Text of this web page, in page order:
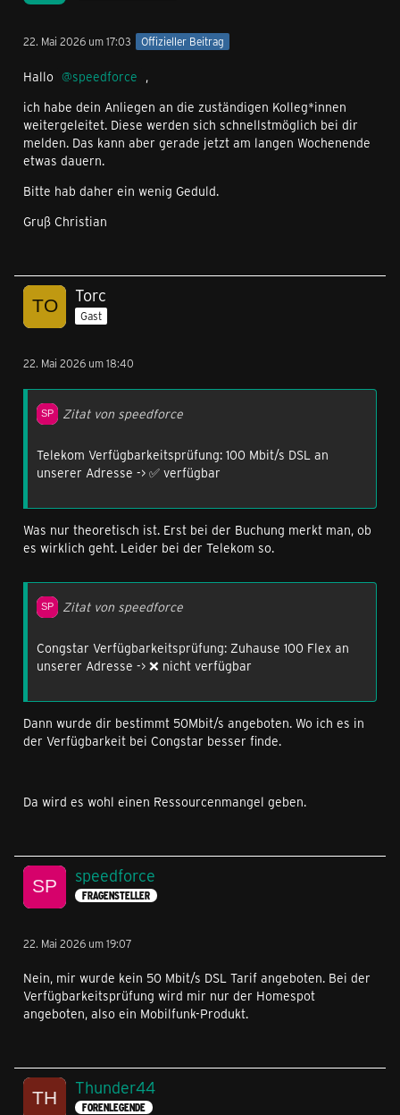
22. Mai 2026 um 17:03 Offizieller Beitrag
Hallo speedforce ,
ich habe dein Anliegen an die zuständigen Kolleg*innen
weitergeleitet. Diese werden sich schnellstmöglich bei dir
melden. Das kann aber gerade jetzt am langen Wochenende
etwas dauern.
Bitte hab daher ein wenig Geduld.
Gruß Christian
Torc
Gast
22. Mai 2026 um 18:40
Zitat von speedforce
Telekom Verfügbarkeitsprüfung: 100 Mbit/s DSL an
unserer Adresse -> ✅ verfügbar
Was nur theoretisch ist. Erst bei der Buchung merkt man, ob
es wirklich geht. Leider bei der Telekom so.
Zitat von speedforce
Congstar Verfügbarkeitsprüfung: Zuhause 100 Flex an
unserer Adresse -> ❌ nicht verfügbar
Dann wurde dir bestimmt 50Mbit/s angeboten. Wo ich es in
der Verfügbarkeit bei Congstar besser finde.
Da wird es wohl einen Ressourcenmangel geben.
speedforce
FRAGENSTELLER
22. Mai 2026 um 19:07
Nein, mir wurde kein 50 Mbit/s DSL Tarif angeboten. Bei der
Verfügbarkeitsprüfung wird mir nur der Homespot
angeboten, also ein Mobilfunk-Produkt.
Thunder44
FORENLEGENDE